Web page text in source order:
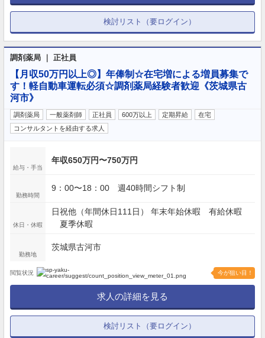
検討リスト（要ログイン）
調剤薬局 ｜ 正社員
【月収50万円以上◎】年俸制☆在宅増による増員募集で
す！軽自動車運転必須☆調剤薬局経験者歓迎《茨城県古
河市》
調剤薬局 一般薬剤師 正社員 600万以上 定期昇給
在宅
コンサルタントを経由する求人
給与・手当
年収650万円〜750万円
勤務時間
9：00〜18：00 週40時間シフト制
休日・休暇
日祝他（年間休日111日） 年末年始休暇 有給休暇
夏季休暇
勤務地
茨城県古河市
閲覧状況 今が狙い目！
求人の詳細を見る
検討リスト（要ログイン）